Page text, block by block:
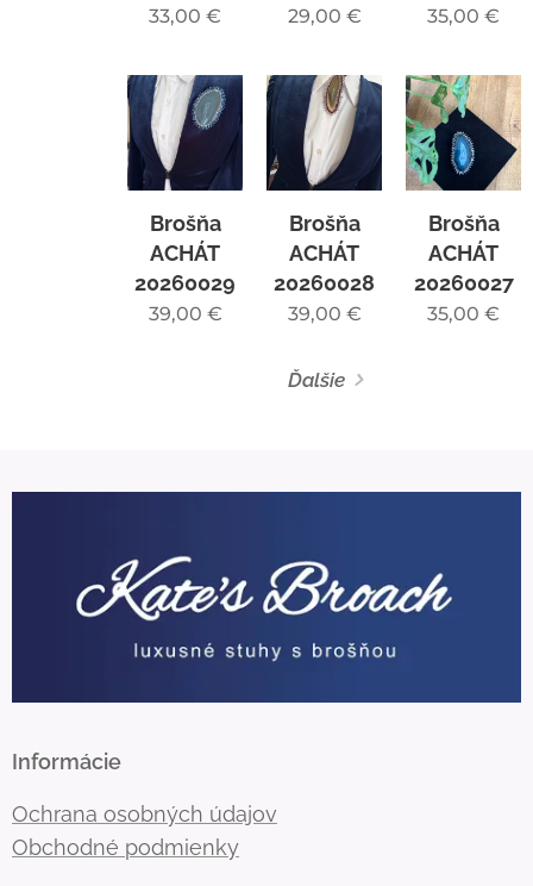
33,00 € 29,00 € 35,00 €
Brošňa
ACHÁT
20260029
39,00 €
Brošňa
ACHÁT
20260028
39,00 €
Brošňa
ACHÁT
20260027
35,00 €
Ďalšie
Informácie
Ochrana osobných údajov
Obchodné podmienky